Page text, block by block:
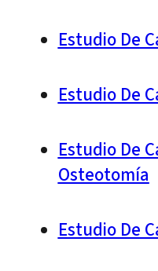
Estudio De
Estudio De
Estudio De
Osteotomía
Estudio De